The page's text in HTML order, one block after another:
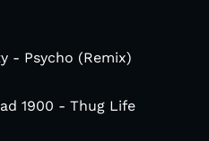
- Psycho (Remix)
1900 - Thug Life